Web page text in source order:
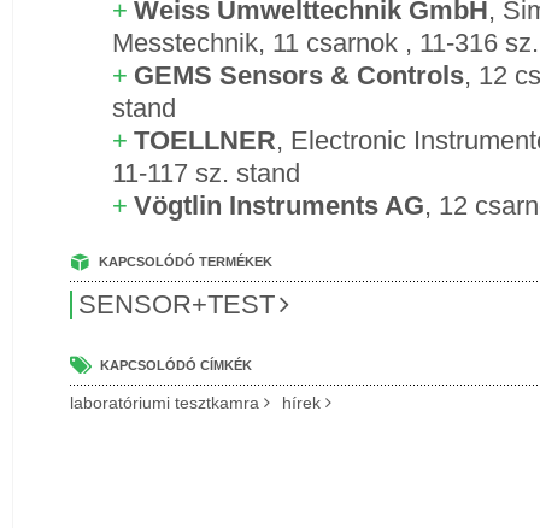
Weiss Umwelttechnik GmbH,
Messtechnik, 11 csarnok , 11-316
GEMS Sensors & Controls, 12
stand
TOELLNER, Electronic
11-117 sz. stand
Vögtlin Instruments AG, 12
KAPCSOLÓDÓ TERMÉKEK
SENSOR+TEST
KAPCSOLÓDÓ CÍMKÉK
laboratóriumi tesztkamra hírek